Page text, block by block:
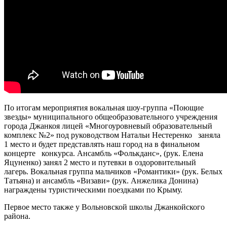
По итогам мероприятия вокальная шоу-группа «Поющие
звезды» муниципального общеобразовательного учреждения
города Джанкоя лицей «Многоуровневый образовательный
комплекс №2» под руководством Натальи Нестеренко заняла
1 место и будет представлять наш город на в финальном
концерте конкурса. Ансамбль «Фолькданс», (рук. Елена
Яцуненко) занял 2 место и путевки в оздоровительный
лагерь. Вокальная группа мальчиков «Романтики» (рук. Белых
Татьяна) и ансамбль «Визави» (рук. Анжелика Донина)
награждены туристическими поездками по Крыму.
Первое место также у Вольновской школы Джанкойского
района.